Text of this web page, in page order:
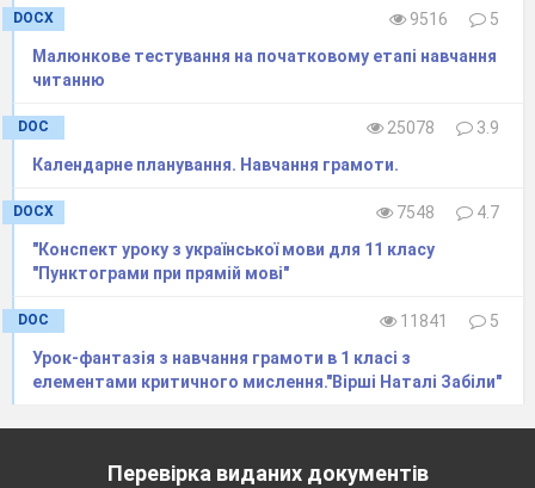
DOCX 9516
5
Малюнкове тестування на початковому етапі навчання
читанню
DOC 25078
3.9
Календарне планування. Навчання грамоти.
DOCX 7548
4.7
"Конспект уроку з української мови для 11 класу
"Пунктограми при прямій мові"
DOC 11841
5
Урок-фантазія з навчання грамоти в 1 класі з
елементами критичного мислення."Вірші Наталі Забіли"
Перевірка виданих документів